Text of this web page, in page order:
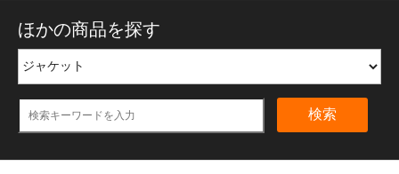
ほかの商品を探す
検索